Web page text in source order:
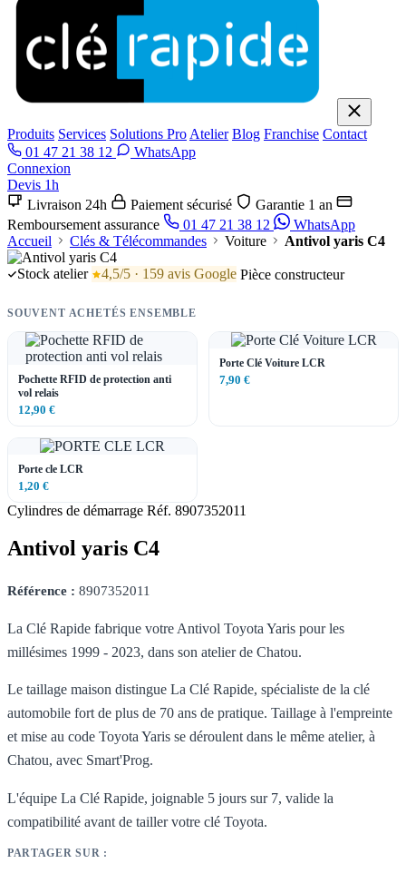
Produits Services Solutions Pro Atelier Blog Franchise Contact
01 47 21 38 12
WhatsApp
Connexion
Devis 1h
Livraison 24h
Paiement sécurisé
Garantie 1 an
Remboursement assurance
01 47 21 38 12
WhatsApp
Accueil
Clés & Télécommandes Voiture Antivol yaris C4
Stock atelier 4,5/5 · 159 avis Google Pièce constructeur
SOUVENT ACHETÉS ENSEMBLE
Pochette RFID de protection anti
vol relais
12,90 €
Porte Clé Voiture LCR
7,90 €
Porte cle LCR
1,20 €
Cylindres de démarrage Réf. 8907352011
Antivol yaris C4
Référence : 8907352011
La Clé Rapide fabrique votre Antivol Toyota Yaris pour les
millésimes 1999 - 2023, dans son atelier de Chatou.
Le taillage maison distingue La Clé Rapide, spécialiste de la clé
automobile fort de plus de 70 ans de pratique. Taillage à l'empreinte
et mise au code Toyota Yaris se déroulent dans le même atelier, à
Chatou, avec Smart'Prog.
L'équipe La Clé Rapide, joignable 5 jours sur 7, valide la
compatibilité avant de tailler votre clé Toyota.
PARTAGER SUR :